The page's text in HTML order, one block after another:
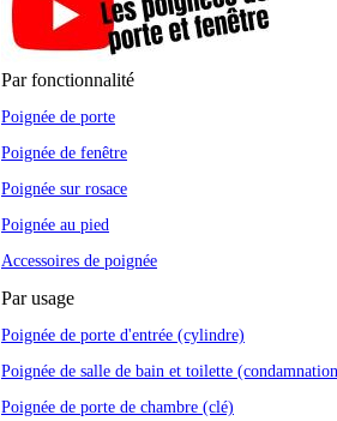
Par fonctionnalité
Poignée de porte
Poignée de fenêtre
Poignée sur rosace
Poignée au pied
Accessoires de poignée
Par usage
Poignée de porte d'entrée (cylindre)
Poignée de salle de bain et toilette
Poignée de porte de chambre (clé)